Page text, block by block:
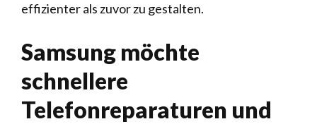
effizienter als zuvor zu gestalten.
Samsung möchte
schnellere
Telefonreparaturen und